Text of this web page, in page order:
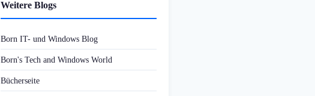
Weitere Blogs
Born IT- und Windows Blog
Born's Tech and Windows World
Bücherseite